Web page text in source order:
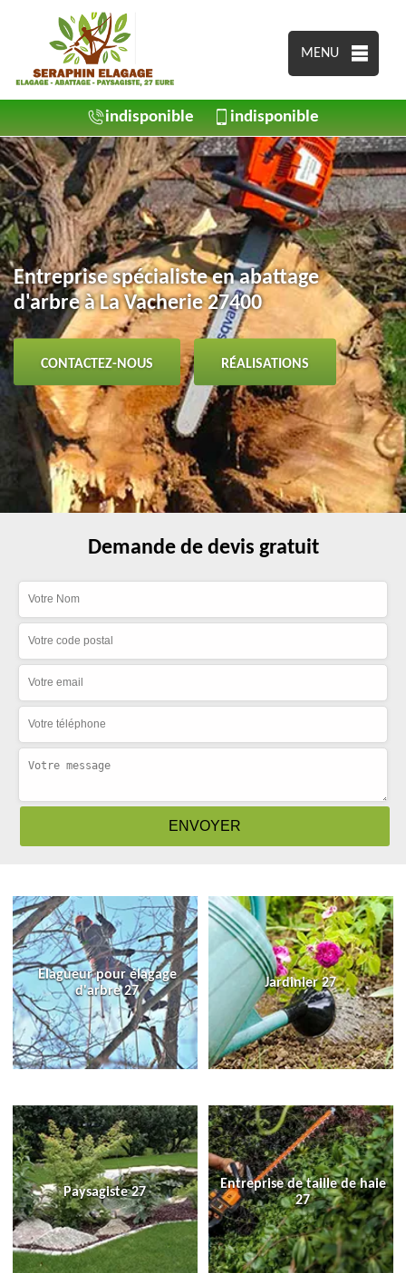
MENU
indisponible indisponible
Entreprise spécialiste en abattage
d'arbre à La Vacherie 27400
CONTACTEZ-NOUS RÉALISATIONS
Demande de devis gratuit
Elagueur pour élagage
d'arbre 27
Jardinier 27
Paysagiste 27
Entreprise de taille de haie
27